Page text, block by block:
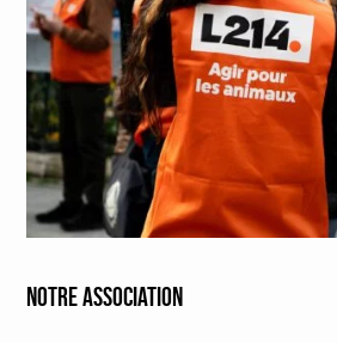
NOTRE ASSOCIATION